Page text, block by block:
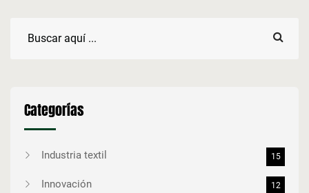
Categorías
Industria textil 15
Innovación 12